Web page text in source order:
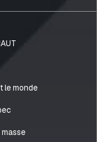
le monde